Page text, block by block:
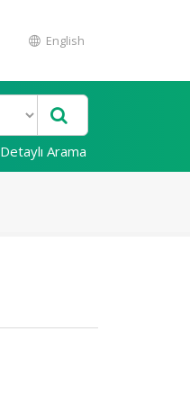
English
Detaylı Arama